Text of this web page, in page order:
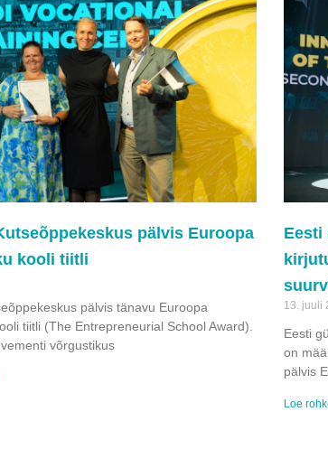
pälvis Euroopa
kooli tiitli
pälvis tänavu Euroopa
tiitli (The Entrepreneurial School Award).
võrgustikus
Eesti
13. juuli
Eesti
on
pälvis
Loe